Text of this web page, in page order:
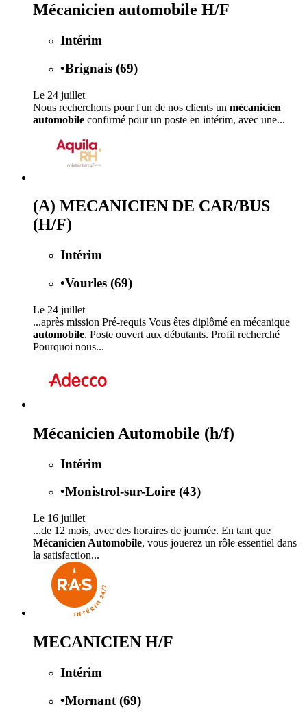
Mécanicien automobile H/F
Intérim
•Brignais (69)
Le 24 juillet
Nous recherchons pour l'un de nos clients un mécanicien
automobile confirmé pour un poste en intérim, avec une...
(A) MECANICIEN DE CAR/BUS
(H/F)
Intérim
•Vourles (69)
Le 24 juillet
...après mission Pré-requis Vous êtes diplômé en mécanique
automobile. Poste ouvert aux débutants. Profil recherché
Pourquoi nous...
Mécanicien Automobile (h/f)
Intérim
•Monistrol-sur-Loire (43)
Le 16 juillet
...de 12 mois, avec des horaires de journée. En tant que
Mécanicien Automobile, vous jouerez un rôle essentiel dans
la satisfaction...
MECANICIEN H/F
Intérim
•Mornant (69)